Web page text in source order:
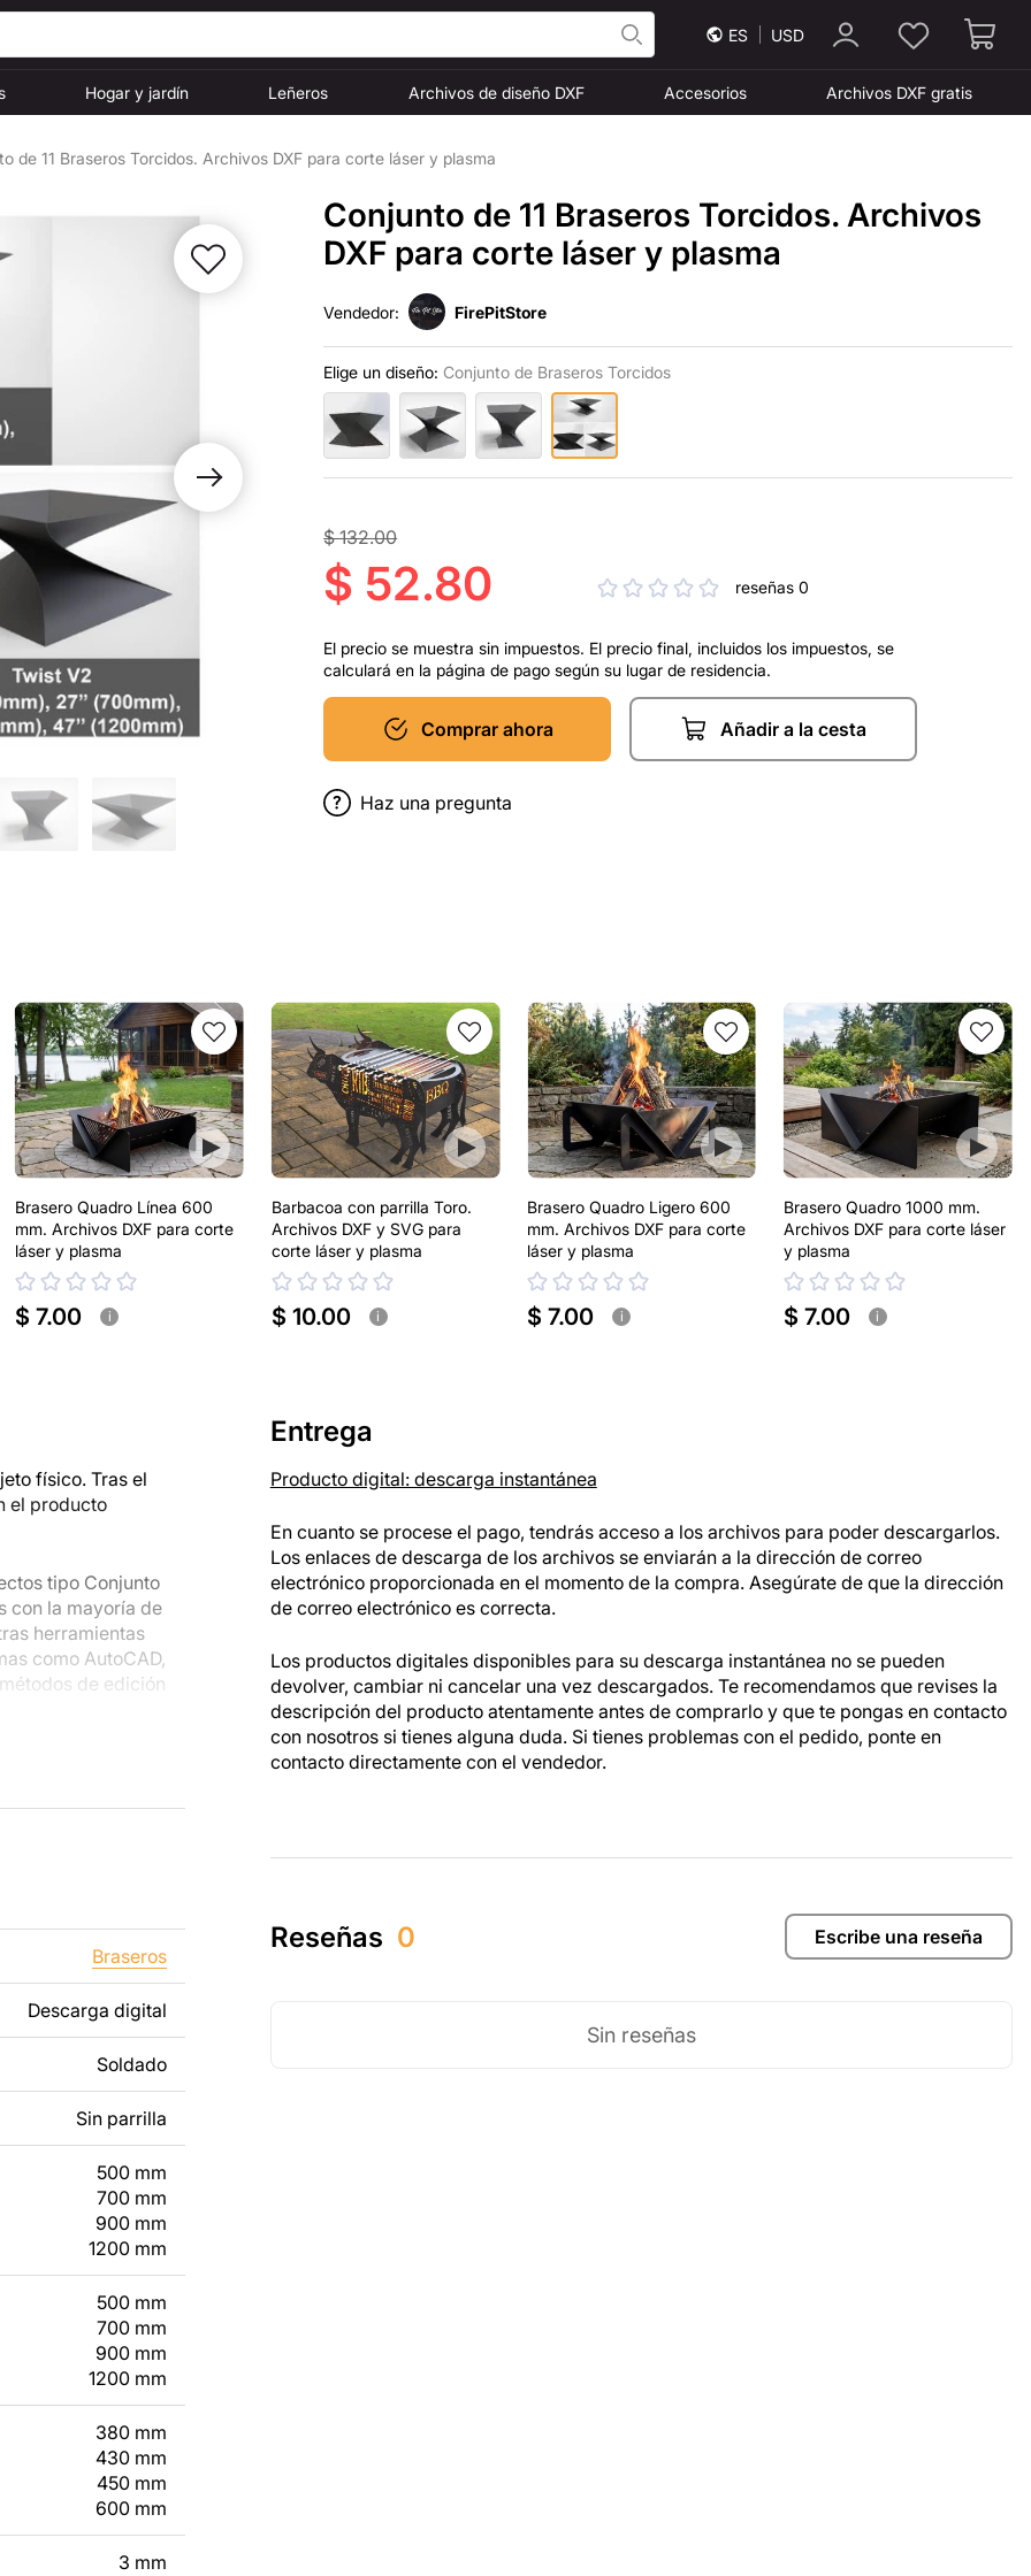
ES USD
Hogar y jardín Leñeros Archivos de diseño DXF Accesorios Archivos DXF gratis
de 11 Braseros Torcidos. Archivos DXF para corte láser y plasma
Conjunto de 11 Braseros Torcidos. Archivos
DXF para corte láser y plasma
Vendedor: FirePitStore
Elige un diseño: Conjunto de Braseros Torcidos
$ 132.00
$ 52.80 reseñas 0
El precio se muestra sin impuestos. El precio final, incluidos los impuestos, se
calculará en la página de pago según su lugar de residencia.
Comprar ahora Añadir a la cesta
Haz una pregunta
Brasero Quadro Línea 600
mm. Archivos DXF para corte
láser y plasma
$ 7.00 i
Barbacoa con parrilla Toro.
Archivos DXF y SVG para
corte láser y plasma
$ 10.00 i
Brasero Quadro Ligero 600
mm. Archivos DXF para corte
láser y plasma
$ 7.00 i
Brasero Quadro 1000 mm.
Archivos DXF para corte láser
y plasma
$ 7.00 i
físico. Tras el
el producto
tipo Conjunto
con la mayoría de
herramientas
como AutoCAD,
de edición
mientras trabajas
tanto para un uso
texto,
para que se adapte
un producto de
con nosotros en
Braseros
Descarga digital
Soldado
Sin parrilla
500 mm
700 mm
900 mm
1200 mm
500 mm
700 mm
900 mm
1200 mm
380 mm
430 mm
450 mm
600 mm
3 mm
Entrega
Producto digital: descarga instantánea
En cuanto se procese el pago, tendrás acceso a los archivos para poder descargarlos.
Los enlaces de descarga de los archivos se enviarán a la dirección de correo
electrónico proporcionada en el momento de la compra. Asegúrate de que la dirección
de correo electrónico es correcta.
Los productos digitales disponibles para su descarga instantánea no se pueden
devolver, cambiar ni cancelar una vez descargados. Te recomendamos que revises la
descripción del producto atentamente antes de comprarlo y que te pongas en contacto
con nosotros si tienes alguna duda. Si tienes problemas con el pedido, ponte en
contacto directamente con el vendedor.
Reseñas 0 Escribe una reseña
Sin reseñas